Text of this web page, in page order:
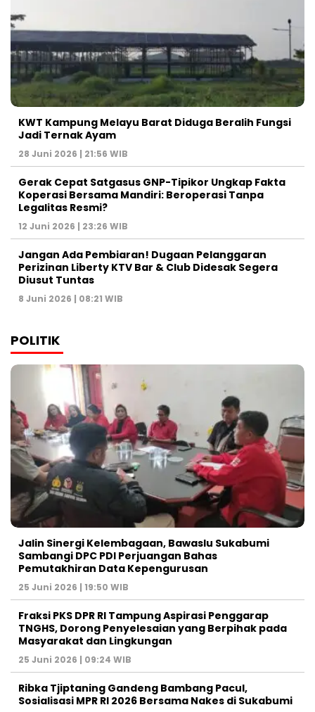
KWT Kampung Melayu Barat Diduga Beralih Fungsi
Jadi Ternak Ayam
28 Juni 2026 | 21:56 WIB
Gerak Cepat Satgasus GNP-Tipikor Ungkap Fakta
Koperasi Bersama Mandiri: Beroperasi Tanpa
Legalitas Resmi?
12 Juni 2026 | 23:26 WIB
Jangan Ada Pembiaran! Dugaan Pelanggaran
Perizinan Liberty KTV Bar & Club Didesak Segera
Diusut Tuntas
8 Juni 2026 | 08:21 WIB
POLITIK
Jalin Sinergi Kelembagaan, Bawaslu Sukabumi
Sambangi DPC PDI Perjuangan Bahas
Pemutakhiran Data Kepengurusan
25 Juni 2026 | 19:50 WIB
‎Fraksi PKS DPR RI Tampung Aspirasi Penggarap
TNGHS, Dorong Penyelesaian yang Berpihak pada
Masyarakat dan Lingkungan‎
25 Juni 2026 | 09:24 WIB
Ribka Tjiptaning Gandeng Bambang Pacul,
Sosialisasi MPR RI 2026 Bersama Nakes di Sukabumi